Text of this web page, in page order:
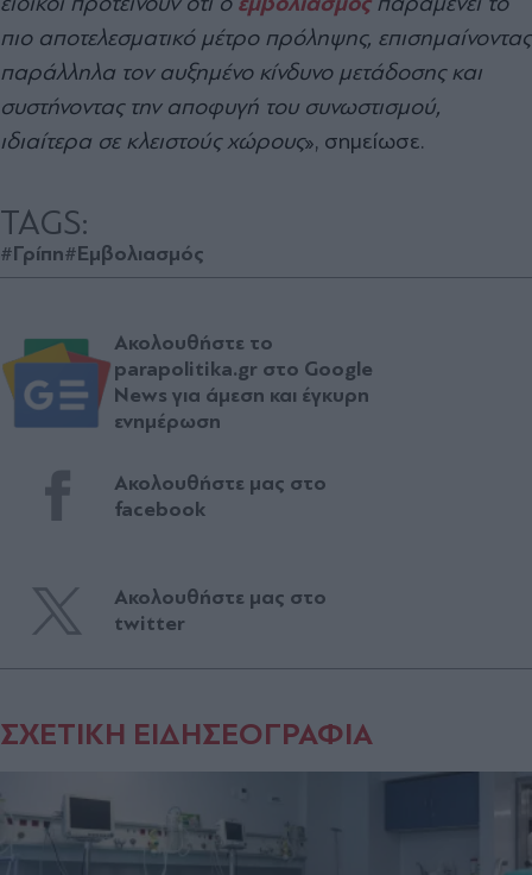
πιο αποτελεσματικό μέτρο πρόληψης, επισημαίνοντας
παράλληλα τον αυξημένο κίνδυνο μετάδοσης και
συστήνοντας την αποφυγή του συνωστισμού,
ιδιαίτερα σε κλειστούς χώρους», σημείωσε.
TAGS:
#Γρίπη#Εμβολιασμός
Ακολουθήστε το
parapolitika.gr στο Google
News για άμεση και έγκυρη
ενημέρωση
Ακολουθήστε μας στο
facebook
Ακολουθήστε μας στο
twitter
ΣΧΕΤΙΚΗ ΕΙΔΗΣΕΟΓΡΑΦΙΑ